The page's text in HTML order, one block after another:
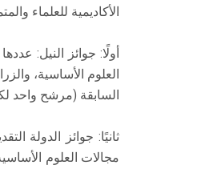
الأكاديمية للعلماء
أولًا: جوائز النيل:
العلوم الأساسية،
السابقة (مرشح واحد
ثانيًا: جوائز الدولة
مجالات العلوم